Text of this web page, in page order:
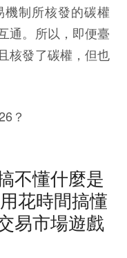
機制所核發的碳權
通。所以，即便臺
核發了碳權，但也
？
不懂什麼是
花時間搞懂
易市場遊戲